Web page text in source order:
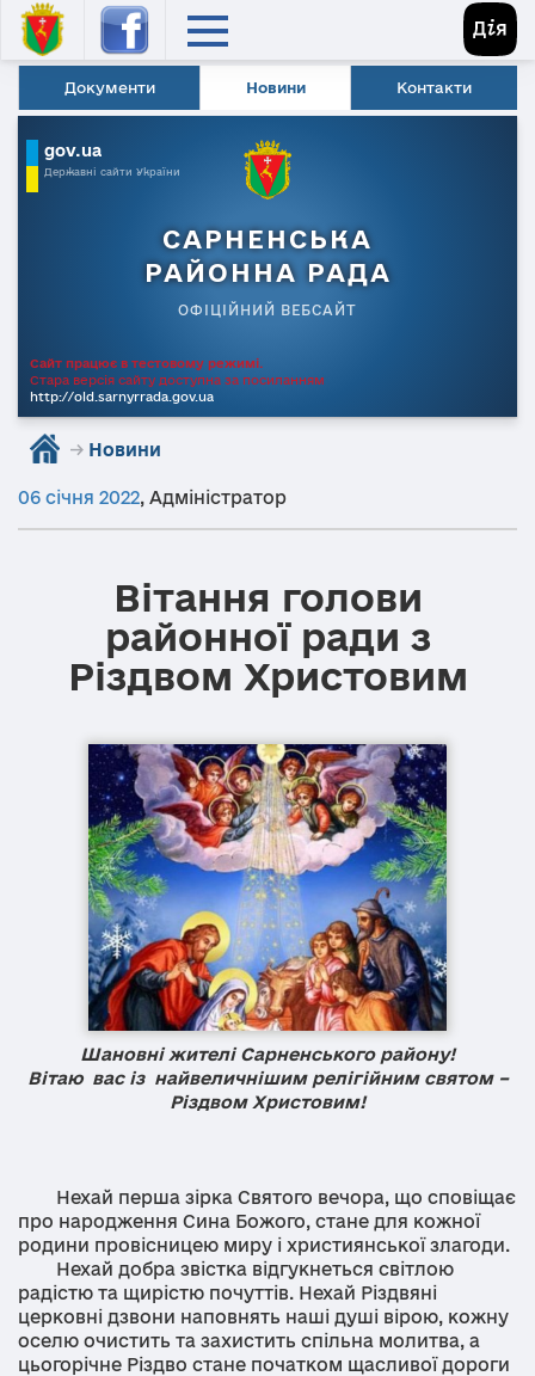
Документи Новини Контакти
gov.ua
Державні сайти України
САРНЕНСЬКА
РАЙОННА РАДА
ОФІЦІЙНИЙ ВЕБСАЙТ
Сайт працює в тестовому режимі.
Стара версія сайту доступна за посиланням
http://old.sarnyrrada.gov.ua
→ Новини
06 січня 2022, Адміністратор
Вітання голови
районної ради з
Різдвом Христовим
Шановні жителі Сарненського району!
Вітаю вас із найвеличнішим релігійним святом –
Різдвом Христовим!
Нехай перша зірка Святого вечора, що сповіщає
про народження Сина Божого, стане для кожної
родини провісницею миру і християнської злагоди.
Нехай добра звістка відгукнеться світлою
радістю та щирістю почуттів. Нехай Різдвяні
церковні дзвони наповнять наші душі вірою, кожну
оселю очистить та захистить спільна молитва, а
цьогорічне Різдво стане початком щасливої дороги